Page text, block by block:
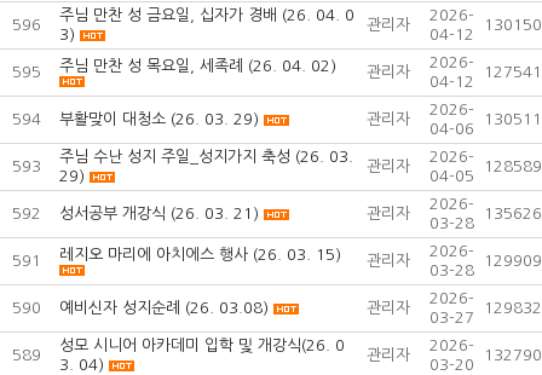
596
주님 만찬 성 금요일, 십자가 경배 (26. 04. 0
3)
관리자
2026-
04-12
130150
595 주님 만찬 성 목요일, 세족례 (26. 04. 02) 관리자
2026-
04-12
127541
594 부활맞이 대청소 (26. 03. 29) 관리자
2026-
04-06
130511
593
주님 수난 성지 주일_성지가지 축성 (26. 03.
29)
관리자
2026-
04-05
128589
592 성서공부 개강식 (26. 03. 21) 관리자
2026-
03-28
135626
591 레지오 마리에 아치에스 행사 (26. 03. 15) 관리자
2026-
03-28
129909
590 예비신자 성지순례 (26. 03.08) 관리자
2026-
03-27
129832
589
성모 시니어 아카데미 입학 및 개강식(26. 0
3. 04)
관리자
2026-
03-20
132790